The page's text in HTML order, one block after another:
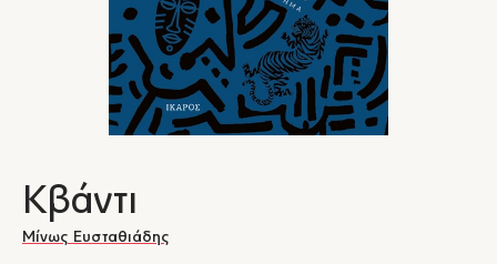
Κβάντι
Μίνως Ευσταθιάδης